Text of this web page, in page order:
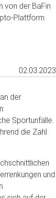
von der BaFin
Plattform
02.03.2023
der
Sportunfälle.
die Zahl
und